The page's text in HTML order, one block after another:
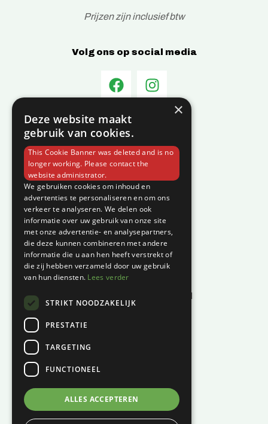
Prijzen zijn inclusief btw
Volg ons op social media
Informatie
Over C-Vin
Contact
Klantenservice
Garantie en klachten
Betaalmethodes
Privacyverklaring
Algemene voorwaarden
Levertijd en kosten
Herroepingsrecht & bedenktijd
KVK:01124270
BTW:NL001447694B61
×
Deze website maakt
gebruik van cookies.
This Cookie Banner was deleted and is no
longer working. Please contact the
website administrator.
We gebruiken cookies om inhoud en
advertenties te personaliseren en om ons
verkeer te analyseren. We delen ook
informatie over uw gebruik van onze site
met onze advertentie- en analysepartners,
die deze kunnen combineren met andere
informatie die u aan hen heeft verstrekt of
die zij hebben verzameld door uw gebruik
van hun diensten. Lees verder
STRIKT NOODZAKELIJK
PRESTATIE
TARGETING
FUNCTIONEEL
ALLES ACCEPTEREN